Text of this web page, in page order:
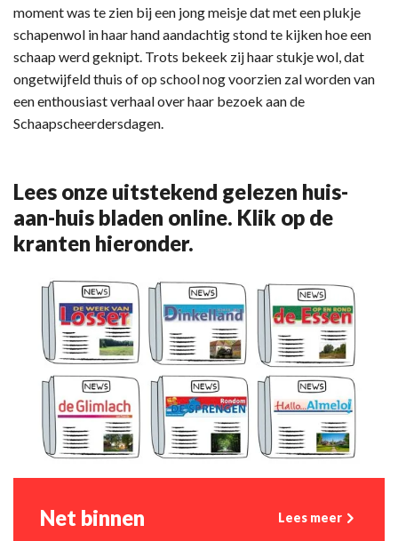
moment was te zien bij een jong meisje dat met een plukje
schapenwol in haar hand aandachtig stond te kijken hoe een
schaap werd geknipt. Trots bekeek zij haar stukje wol, dat
ongetwijfeld thuis of op school nog voorzien zal worden van
een enthousiast verhaal over haar bezoek aan de
Schaapscheerdersdagen.
Lees onze uitstekend gelezen huis-
aan-huis bladen online. Klik op de
kranten hieronder.
Net binnen Lees meer